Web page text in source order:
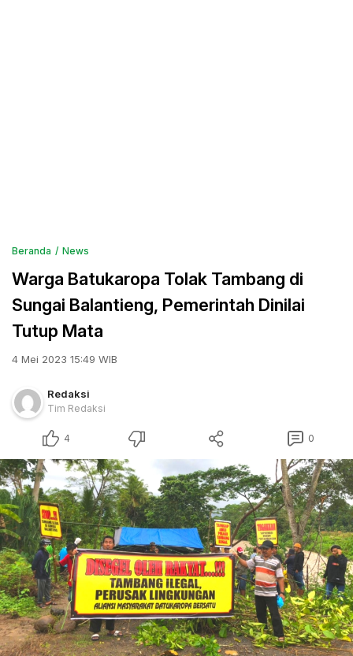
Beranda News
Warga Batukaropa Tolak Tambang di
Sungai Balantieng, Pemerintah Dinilai
Tutup Mata
4 Mei 2023 15:49 WIB
Redaksi
Tim Redaksi
4 0